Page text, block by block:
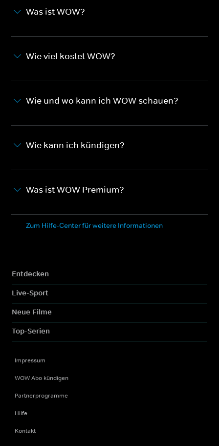
Was ist WOW?
Wie viel kostet WOW?
Wie und wo kann ich WOW schauen?
Wie kann ich kündigen?
Was ist WOW Premium?
Zum Hilfe-Center für weitere Informationen
Entdecken
Live-Sport
Neue Filme
Top-Serien
Impressum
WOW Abo kündigen
Partnerprogramme
Hilfe
Kontakt